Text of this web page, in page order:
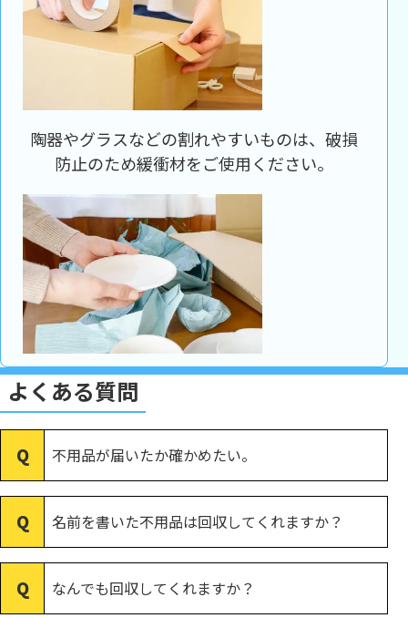
陶器やグラスなどの割れやすいものは、破損
防止のため緩衝材をご使用ください。
よくある質問
不用品が届いたか確かめたい。
名前を書いた不用品は回収してくれますか？
なんでも回収してくれますか？